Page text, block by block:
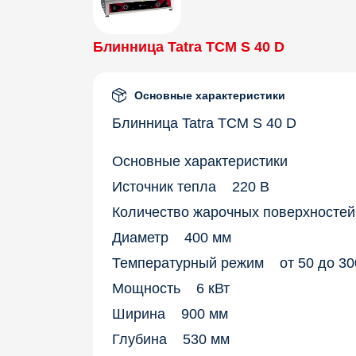
Блинница Tatra TCM S 40 D
Основные характеристики
Блинница Tatra TCM S 40 D
Основные характеристики
Источник тепла 220 В
Количество жарочных
Диаметр 400 мм
Температурный режим от 50 до
Мощность 6 кВт
Ширина 900 мм
Глубина 530 мм